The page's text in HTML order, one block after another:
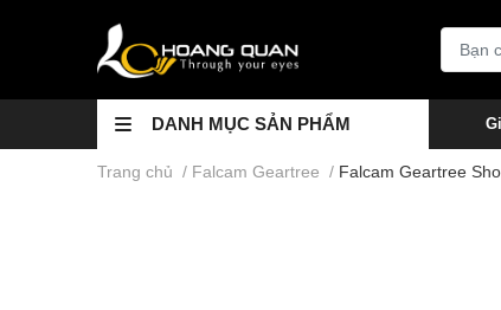
DANH MỤC SẢN PHẨM
Trang chủ / Falcam Geartree / Falcam Geartree